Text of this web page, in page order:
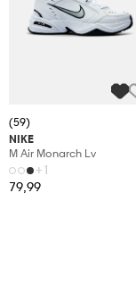
(59)
NIKE
M Air Monarch Lv
+1
79,99